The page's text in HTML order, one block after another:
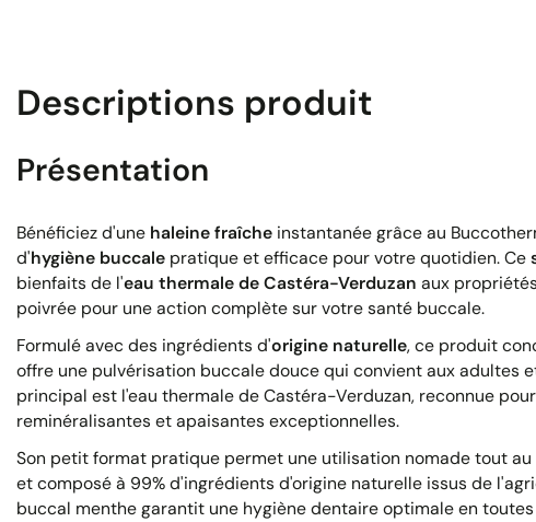
Descriptions produit
Présentation
Bénéficiez d'une haleine fraîche instantanée grâce au
d'hygiène buccale pratique et efficace pour votre quotidien. Ce
bienfaits de l'eau thermale de Castéra-Verduzan aux
poivrée pour une action complète sur votre santé buccale.
Formulé avec des ingrédients d'origine naturelle, ce produit
offre une pulvérisation buccale douce qui convient aux adultes
principal est l'eau thermale de Castéra-Verduzan, reconnue
reminéralisantes et apaisantes exceptionnelles.
Son petit format pratique permet une utilisation nomade tout
et composé à 99% d'ingrédients d'origine naturelle issus de
buccal menthe garantit une hygiène dentaire optimale en